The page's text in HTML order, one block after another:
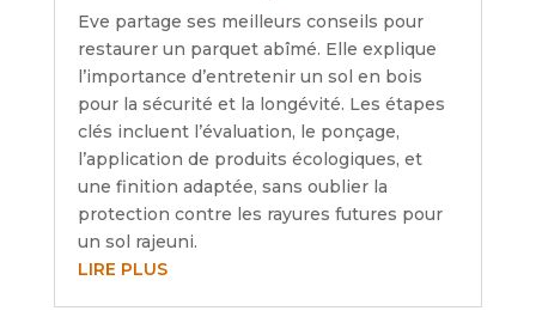
Eve partage ses meilleurs conseils pour
restaurer un parquet abîmé. Elle explique
l’importance d’entretenir un sol en bois
pour la sécurité et la longévité. Les étapes
clés incluent l’évaluation, le ponçage,
l’application de produits écologiques, et
une finition adaptée, sans oublier la
protection contre les rayures futures pour
un sol rajeuni.
LIRE PLUS